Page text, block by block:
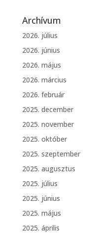
Archívum
2026. július
2026. június
2026. május
2026. március
2026. február
2025. december
2025. november
2025. október
2025. szeptember
2025. augusztus
2025. július
2025. június
2025. május
2025. április